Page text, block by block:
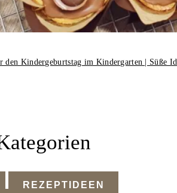
Kindergeburtstag im Kindergarten | Süße
REZEPTIDEEN